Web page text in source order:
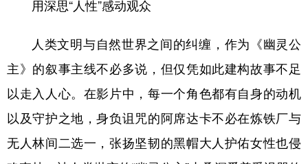
用深思“人性”感动观众
人类文明与自然世界之间的纠缠，作为《幽灵公
主》的叙事主线不必多说，但仅凭如此建构故事不足
以走入人心。在影片中，每一个角色都有自身的动机
以及守护之地，身负诅咒的阿席达卡不必在炼铁厂与
无人林间二选一，张扬坚韧的黑帽大人护佑女性也侵